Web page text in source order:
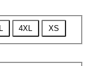
4XL XS